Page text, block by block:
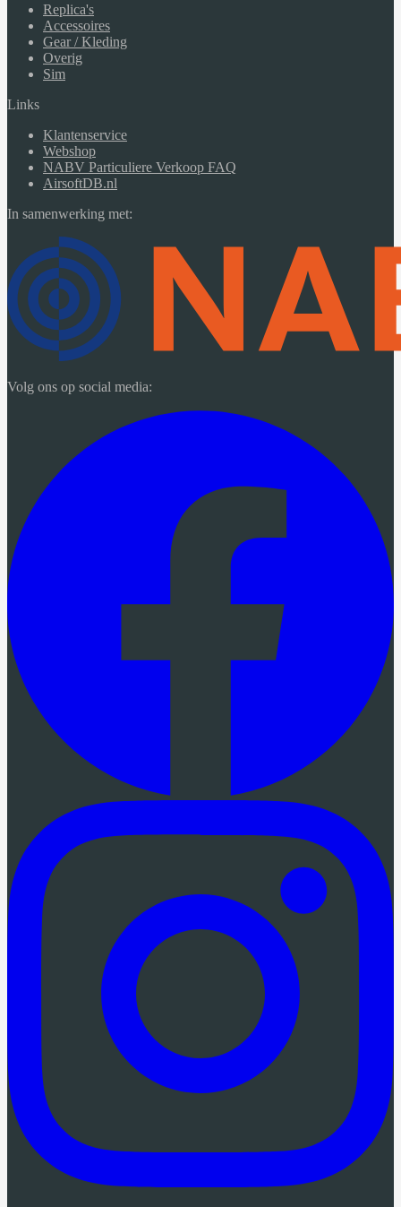
Replica's
Accessoires
Gear / Kleding
Overig
Sim
Links
Klantenservice
Webshop
NABV Particuliere Verkoop FAQ
AirsoftDB.nl
In samenwerking met:
Volg ons op social media: